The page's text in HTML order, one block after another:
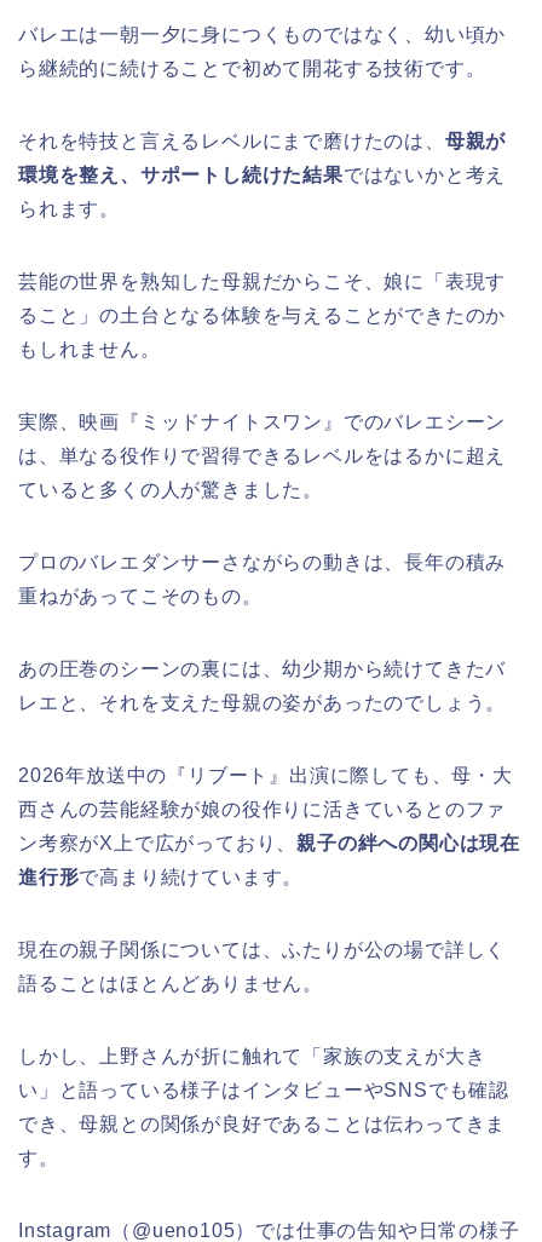
バレエは一朝一夕に身につくものではなく、幼い頃か
ら継続的に続けることで初めて開花する技術です。
それを特技と言えるレベルにまで磨けたのは、 母親が
環境を整え、サポートし続けた結果ではないかと考え
られます。
芸能の世界を熟知した母親だからこそ、娘に「表現す
ること」の土台となる体験を与えることができたのか
もしれません。
実際、映画『ミッドナイトスワン』でのバレエシーン
は、単なる役作りで習得できるレベルをはるかに超え
ていると多くの人が驚きました。
プロのバレエダンサーさながらの動きは、長年の積み
重ねがあってこそのもの。
あの圧巻のシーンの裏には、幼少期から続けてきたバ
レエと、それを支えた母親の姿があったのでしょう。
2026年放送中の『リブート』出演に際しても、母・大
西さんの芸能経験が娘の役作りに活きているとのファ
ン考察がX上で広がっており、親子の絆への関心は現在
進行形で高まり続けています。
現在の親子関係については、ふたりが公の場で詳しく
語ることはほとんどありません。
しかし、上野さんが折に触れて「家族の支えが大き
い」と語っている様子はインタビューやSNSでも確認
でき、母親との関係が良好であることは伝わってきま
す。
Instagram（@ueno105）では仕事の告知や日常の様子